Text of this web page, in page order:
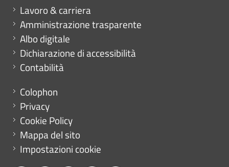
Mini menu di servizio
Lavoro & carriera
Amministrazione trasparente
Albo digitale
Dichiarazione di accessibilità
Contabilità
Menu footer
Colophon
Privacy
Cookie Policy
Mappa del sito
Impostazioni cookie